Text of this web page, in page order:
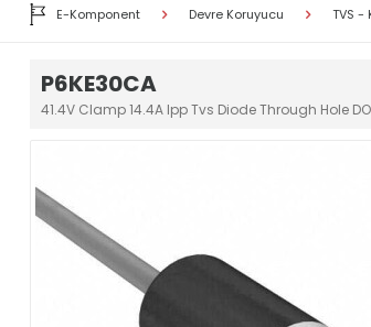
E-Komponent Devre Koruyucu TVS -
P6KE30CA
41.4V Clamp 14.4A Ipp Tvs Diode Through Hole